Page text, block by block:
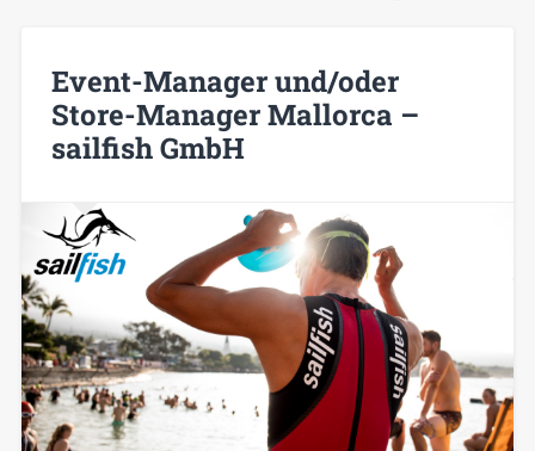
Event-Manager und/oder
Store-Manager Mallorca –
sailfish GmbH